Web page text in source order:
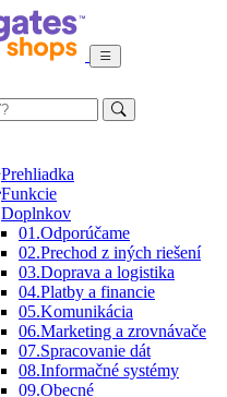
Prehliadka
Funkcie
Doplnkov
01.Odporúčame
02.Prechod z iných riešení
03.Doprava a logistika
04.Platby a financie
05.Komunikácia
06.Marketing a zrovnávače
07.Spracovanie dát
08.Informačné systémy
09.Obecné